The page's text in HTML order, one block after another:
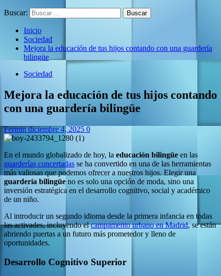
Buscar:
Inicio
Sociedad
Mejora la educación de tus hijos contando con una guardería
bilingüe
Sociedad
Mejora la educación de tus hijos contando
con una guardería bilingüe
Fermindiciembre 4, 2025 0
En el mundo globalizado de hoy, la educación bilingüe en las
guarderías concertadas se ha convertido en una de las herramientas
más valiosas que podemos ofrecer a nuestros hijos. Elegir una
guardería bilingüe no es solo una opción de moda, sino una
inversión estratégica en el desarrollo cognitivo, social y académico
de un niño.
Al introducir un segundo idioma desde la primera infancia en todas
las activades, incluyendo elcampamento urbano en Madrid, se están
abriendo puertas a un futuro más prometedor y lleno de
oportunidades.
Desarrollo Cognitivo Superior